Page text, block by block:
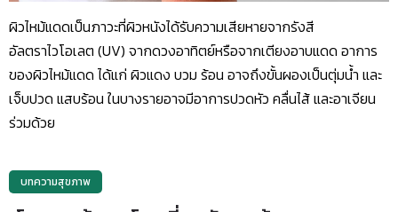
ผิวไหม้แดดเป็นภาวะที่ผิวหนังได้รับความเสียหายจากรังสี
อัลตราไวโอเลต (UV) จากดวงอาทิตย์หรือจากเตียงอาบแดด อาการ
ของผิวไหม้แดด ได้แก่ ผิวแดง บวม ร้อน อาจถึงขั้นผองเป็นตุ่มน้ำ และ
เจ็บปวด แสบร้อน ในบางรายอาจมีอาการปวดหัว คลื่นไส้ และอาเจียน
ร่วมด้วย
บทความสุขภาพ